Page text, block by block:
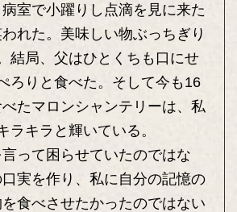
室で小躍りし点滴を見に来た
れた。美味しい物ぶっちぎり
結局、父はひとくちも口にせ
ろりと食べた。そして今も16
たマロンシャンテリーは、私
ラキラと輝いている。
って困らせていたのではな
実を作り、私に自分の記憶の
食べさせたかったのではない